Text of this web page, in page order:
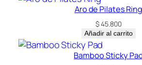
t
Aro de Pilates Ring
$45.800
Añadir al carrito
Bamboo Sticky